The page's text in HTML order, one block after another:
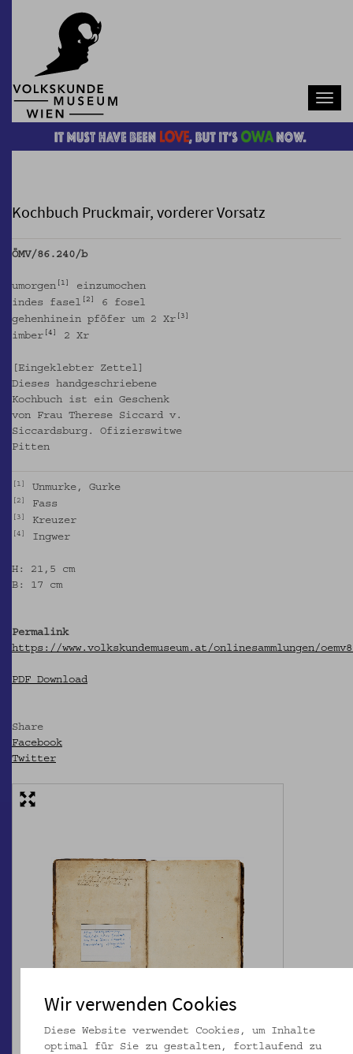
Kochbuch Pruckmair, vorderer Vorsatz
ÖMV/86.240/b
umorgen 1
einzumochen
indes fasel
2
6 fosel
gehenhinein pföfer um 2 Xr
3
imber 4 2 Xr
[Eingeklebter Zettel]
Dieses handgeschriebene
Kochbuch ist ein Geschenk
von Frau Therese Siccard v.
Siccardsburg. Ofizierswitwe
Pitten
1 Unmurke, Gurke
2 Fass
3 Kreuzer
4 Ingwer
H: 21,5 cm
B: 17 cm
Permalink
https://www.volkskundemuseum.at/onlinesammlungen/
PDF Download
Share
Facebook
Twitter
Wir verwenden Cookies
Diese Website verwendet Cookies, um Inhalte
optimal für Sie zu gestalten, fortlaufend zu